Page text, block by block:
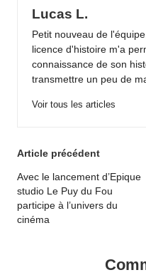
Lucas L.
Petit nouveau de
licence d'histoire m'a
connaissance de son
transmettre un peu de
Voir tous les articles
Post
navigation
Article précédent
Avec le lancement d’Epique
studio Le Puy du Fou
participe à l’univers du
cinéma